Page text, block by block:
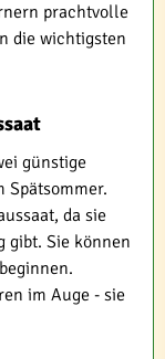
prachtvolle
die wichtigsten
günstige
Spätsommer.
da sie
gibt. Sie können
im Auge - sie